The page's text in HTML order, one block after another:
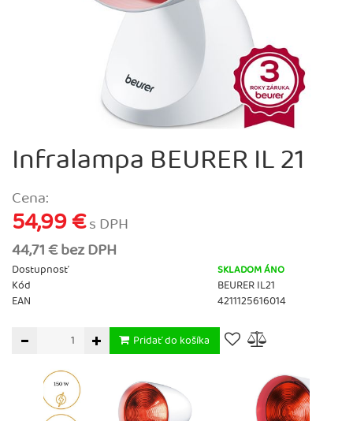
Infralampa BEURER IL 21
Cena:
54,99 €s DPH
44,71 € bez DPH
Dostupnosť SKLADOM ÁNO
Kód
BEURER IL21
EAN
4211125616014
Pridať do košíka